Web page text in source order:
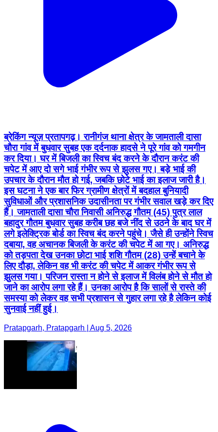
ब्रेकिंग न्यूज़ प्रतापगढ़। रानीगंज थाना क्षेत्र के जामताली दासा
चौरा गांव में बुधवार सुबह एक दर्दनाक हादसे ने पूरे गांव को गमगीन
कर दिया। घर में बिजली का स्विच बंद करने के दौरान करंट की
चपेट में आए दो सगे भाई गंभीर रूप से झुलस गए। बड़े भाई की
उपचार के दौरान मौत हो गई, जबकि छोटे भाई का इलाज जारी है।
इस घटना ने एक बार फिर ग्रामीण क्षेत्रों में बदहाल बुनियादी
सुविधाओं और प्रशासनिक उदासीनता पर गंभीर सवाल खड़े कर दिए
हैं। जामताली दासा चौरा निवासी अनिरुद्ध गौतम (45) पुत्र लाल
बहादुर गौतम बुधवार सुबह करीब छह बजे नींद से उठने के बाद घर में
लगे इलेक्ट्रिक बोर्ड का स्विच बंद करने पहुंचे। जैसे ही उन्होंने स्विच
दबाया, वह अचानक बिजली के करंट की चपेट में आ गए। अनिरुद्ध
को तड़पता देख उनका छोटा भाई शशि गौतम (28) उन्हें बचाने के
लिए दौड़ा, लेकिन वह भी करंट की चपेट में आकर गंभीर रूप से
झुलस गया। परिजन रास्ता न होने से इलाज में विलंब होने से मौत हो
जाने का आरोप लगा रहे हैं। उनका आरोप है कि सालों से रास्ते की
समस्या को लेकर वह सभी प्रशासन से गुहार लगा रहे है लेकिन कोई
सुनवाई नहीं हुई।
Pratapgarh, Pratapgarh | Aug 5, 2026